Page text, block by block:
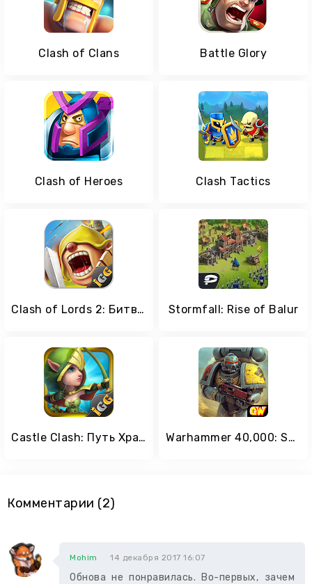
Clash of Clans Battle Glory
Clash of Heroes Clash Tactics
Clash of Lords 2: Битва Легенд Stormfall: Rise of Balur
Castle Clash: Путь Храбрых Warhammer 40,000: Space Wolf
Комментарии (2)
Mohim 14 декабря 2017 16:07
Обнова не понравилась. Во-первых, зачем